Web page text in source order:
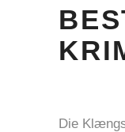
Die